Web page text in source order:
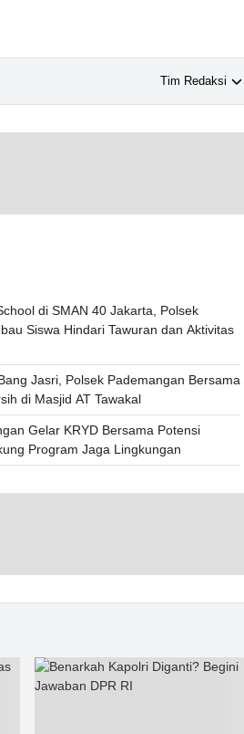
Tim Redaksi
di SMAN 40 Jakarta, Polsek
Siswa Hindari Tawuran dan Aktivitas
Jasri, Polsek Pademangan Bersama
di Masjid AT Tawakal
Gelar KRYD Bersama Potensi
Program Jaga Lingkungan